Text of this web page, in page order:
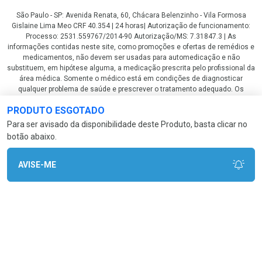
PRODUTO ESGOTADO
Para ser avisado da disponibilidade deste Produto, basta clicar no
botão abaixo.
AVISE-ME
São Paulo - SP: Avenida Renata, 60, Chácara Belenzinho - Vila Formosa
Gislaine Lima Meo CRF 40.354 | 24 horas| Autorização de funcionamento:
Processo: 2531.559767/2014-90 Autorização/MS: 7.31847.3 | As
informações contidas neste site, como promoções e ofertas de remédios e
medicamentos, não devem ser usadas para automedicação e não
substituem, em hipótese alguma, a medicação prescrita pelo profissional da
área médica. Somente o médico está em condições de diagnosticar
qualquer problema de saúde e prescrever o tratamento adequado. Os
fotos contidas em nosso site são meramente ilustrativas. *Preços e
disponibilidade sujeitos a alterações no decorrer do dia. Antibióticos e
antimicrobianos vendas apenas em lojas físicas ou televendas. Portaria nº
344 - 01/02/1999 - Ministério da Saúde. Horário de funcionamento Central
LGPD Aceite os Cookies